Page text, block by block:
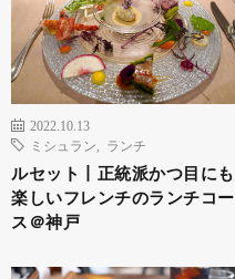
2022.10.13
ミシュラン
ランチ
ルセット丨正統派かつ目にも
楽しいフレンチのランチコー
ス＠神戸